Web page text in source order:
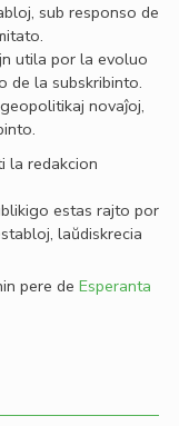
sub responso de
utila por la evoluo
de la subskribinto.
novaĵoj,
la redakcion
estas rajto por
laŭdiskrecia
pere de Esperanta